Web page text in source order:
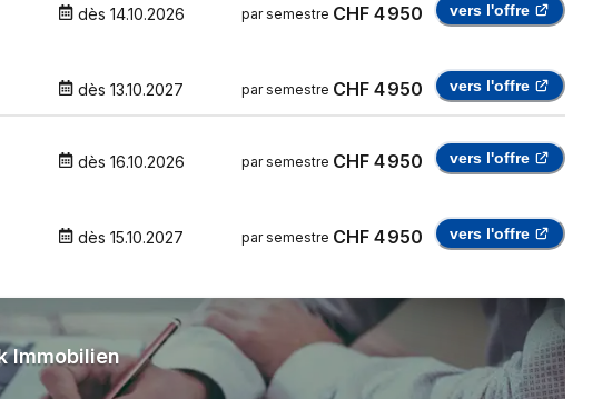
dès 14.10.2026 par semestre CHF 4 950 vers l'offre
dès 13.10.2027 par semestre CHF 4 950 vers l'offre
dès 16.10.2026 par semestre CHF 4 950 vers l'offre
dès 15.10.2027 par semestre CHF 4 950 vers l'offre
Immobilien